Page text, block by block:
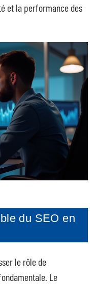
et la performance des
du SEO en
le rôle de
Le